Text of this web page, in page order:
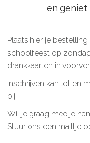
en geniet
Plaats hier je
schoolfeest op zondag
drankkaarten in
Inschrijven kan tot en
bij!
Wil je graag mee je
Stuur ons een mailtje